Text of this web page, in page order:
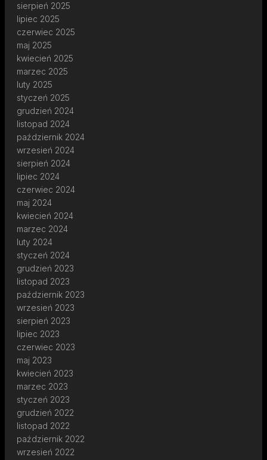
sierpień 2025
lipiec 2025
czerwiec 2025
maj 2025
kwiecień 2025
marzec 2025
luty 2025
styczeń 2025
grudzień 2024
listopad 2024
październik 2024
wrzesień 2024
sierpień 2024
lipiec 2024
czerwiec 2024
maj 2024
kwiecień 2024
marzec 2024
luty 2024
styczeń 2024
grudzień 2023
listopad 2023
październik 2023
wrzesień 2023
sierpień 2023
lipiec 2023
czerwiec 2023
maj 2023
kwiecień 2023
marzec 2023
styczeń 2023
grudzień 2022
listopad 2022
październik 2022
wrzesień 2022